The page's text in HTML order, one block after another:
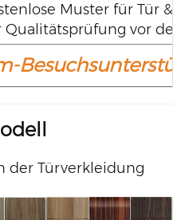
Muster für Tür &
Qualitätsprüfung vor
der Türverkleidung